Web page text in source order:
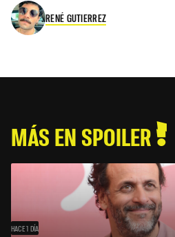
RENÉ GUTIERREZ
MÁS EN SPOILER
HACE 1 DÍA